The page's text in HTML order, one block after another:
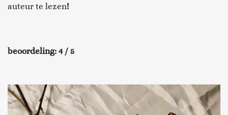
auteur te lezen!
beoordeling: 4 / 5